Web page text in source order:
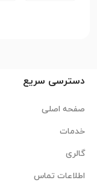
دسترسی سریع
صفحه اصلی
خدمات
گالری
اطلاعات تماس